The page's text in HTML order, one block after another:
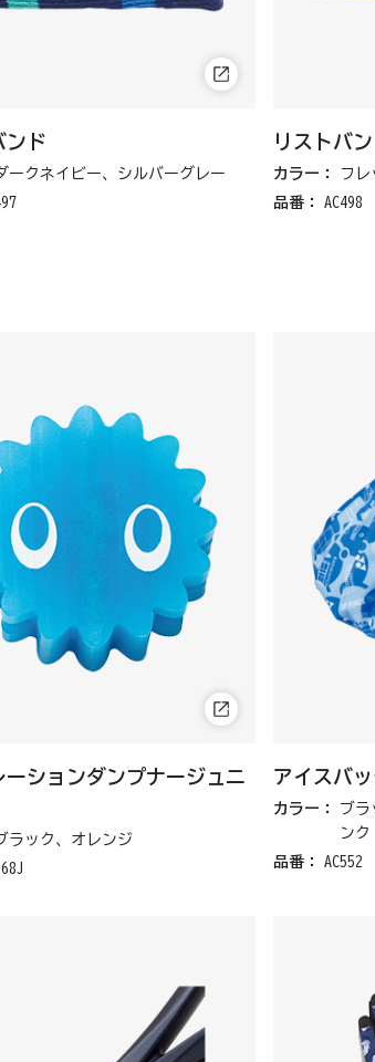
ンド
ークネイビー、シルバーグレー
リストバ
カラー：
フレ
品番：
AC498
ーションダンプナージュニ
ラック、オレンジ
アイスバ
カラー：
ブラ
ンク
品番：
AC552